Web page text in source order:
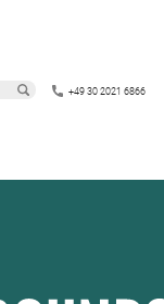
+49 30 2021 6866